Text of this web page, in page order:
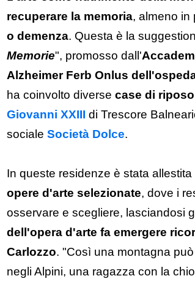
recuperare la memoria, almeno in
o demenza. Questa è la
Memorie", promosso dall'
Alzheimer Ferb Onlus
ha coinvolto diversecase di riposo
Giovanni XXIII di Trescore
socialeSocietà Dolce.
In queste residenze è stata allestita
opere d'arte selezionate, dove i
osservare e scegliere, lasciandosi
dell'opera d'arte fa emergere
Carlozzo. "Così una montagna
negli Alpini, una ragazza con la